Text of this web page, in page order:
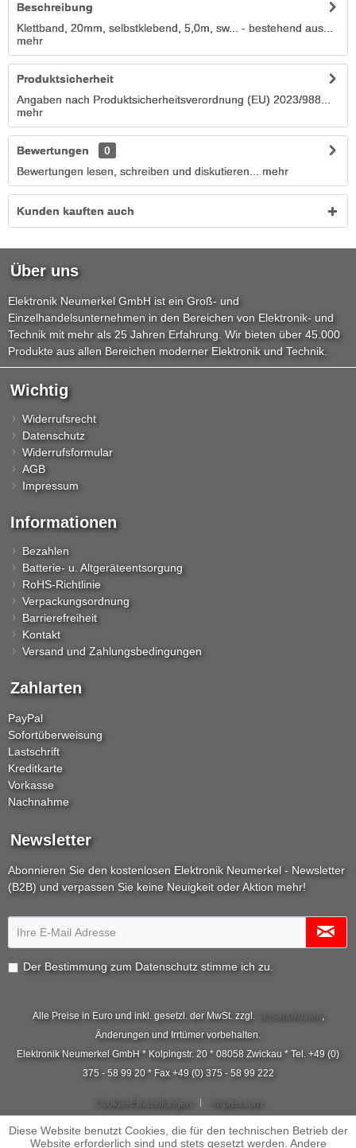
Beschreibung
Klettband, 20mm, selbstklebend, 5,0m, sw... - bestehend aus...
mehr
Produktsicherheit
Angaben nach Produktsicherheitsverordnung (EU) 2023/988...
mehr
Bewertungen
0
Bewertungen lesen, schreiben und diskutieren...
mehr
Kunden kauften auch
Über uns
Elektronik Neumerkel GmbH ist ein Groß- und
Einzelhandelsunternehmen in den Bereichen von Elektronik- und
Technik mit mehr als 25 Jahren Erfahrung. Wir bieten über 45.000
Produkte aus allen Bereichen moderner Elektronik und Technik.
Wichtig
Widerrufsrecht
Datenschutz
Widerrufsformular
AGB
Impressum
Informationen
Bezahlen
Batterie- u. Altgeräteentsorgung
RoHS-Richtlinie
Verpackungsordnung
Barrierefreiheit
Kontakt
Versand und Zahlungsbedingungen
Zahlarten
PayPal
Sofortüberweisung
Lastschrift
Kreditkarte
Vorkasse
Nachnahme
Newsletter
Abonnieren Sie den kostenlosen Elektronik Neumerkel - Newsletter
(B2B) und verpassen Sie keine Neuigkeit oder Aktion mehr!
Der Bestimmung zum Datenschutz stimme ich zu.
Alle Preise in Euro und inkl. gesetzl. der MwSt. zzgl. Versandkosten
,
Änderungen und Irrtümer vorbehalten.
Elektronik Neumerkel GmbH * Kolpingstr. 20 * 08058 Zwickau * Tel. +49 (0)
375 - 58 99 20 * Fax +49 (0) 375 - 58 99 222
Cookie-Einstellungen Impressum
Diese Website benutzt Cookies, die für den technischen Betrieb der
Website erforderlich sind und stets gesetzt werden. Andere